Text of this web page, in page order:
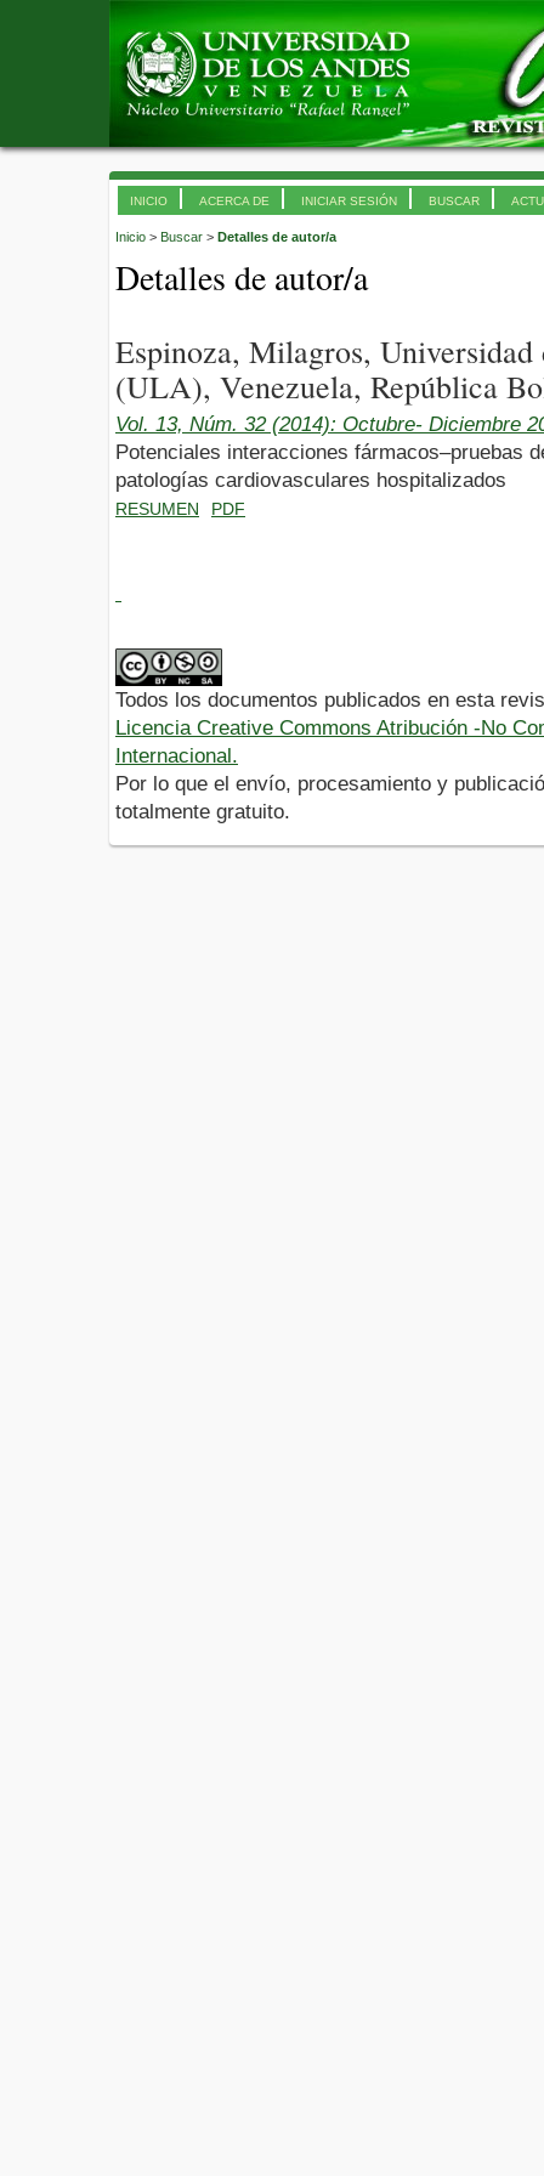
INICIO ACERCA DE INICIAR SESIÓN BUSCAR
Inicio > Buscar > Detalles de autor/a
Detalles de autor/a
Espinoza, Milagros, Universidad
(ULA), Venezuela, República
Vol. 13, Núm. 32 (2014): Octubre- Diciembre
Potenciales interacciones fármacos–pruebas
patologías cardiovasculares hospitalizados
RESUMEN PDF
Todos los documentos publicados en esta
Licencia Creative Commons Atribución -No
Internacional.
Por lo que el envío, procesamiento y
totalmente gratuito.